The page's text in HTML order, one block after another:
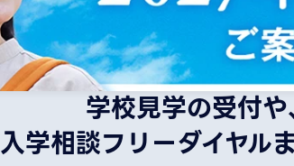
学校見学の受付
入学相談フリーダイヤル